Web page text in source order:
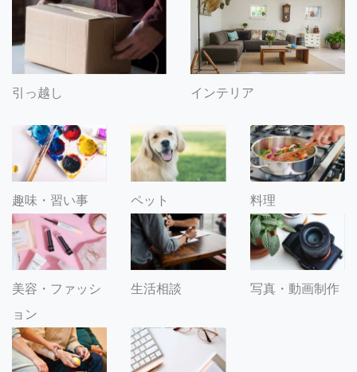
引っ越し インテリア
趣味・習い事 ペット 料理
美容・ファッシ
ョン
生活相談 写真・動画制作